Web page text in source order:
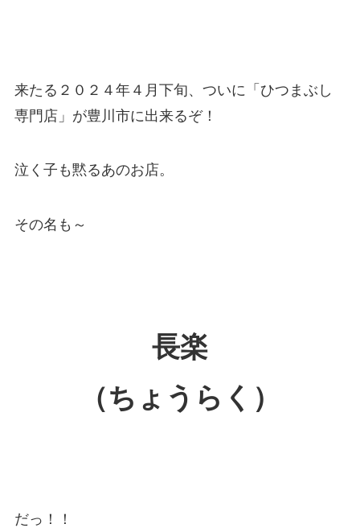
来たる２０２４年４月下旬、ついに「ひつまぶし
専門店」が豊川市に出来るぞ！
泣く子も黙るあのお店。
その名も～
長楽
（ちょうらく）
だっ！！